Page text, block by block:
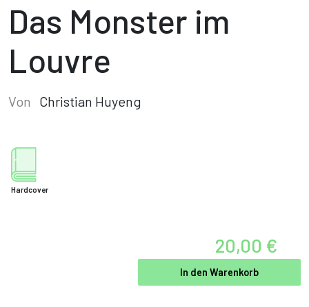
Das Monster im
Louvre
Von Christian Huyeng
Hardcover
20,00 €
In den Warenkorb